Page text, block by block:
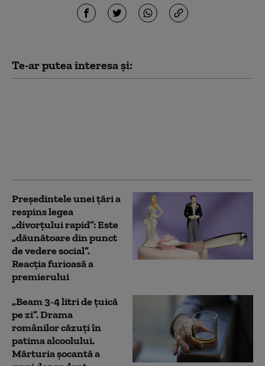
Te-ar putea interesa și:
Preşedintele unei țări a
respins legea
„divorţului rapid”: Este
„dăunătoare din punct
de vedere social”.
Reacția furioasă a
premierului
„Beam 3-4 litri de țuică
pe zi”. Drama
românilor căzuți în
patima alcoolului.
Mărturia șocantă a